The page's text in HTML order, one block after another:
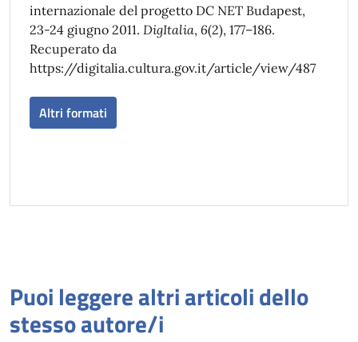
internazionale del progetto DC NET Budapest,
23-24 giugno 2011. DigItalia, 6(2), 177–186.
Recuperato da
https://digitalia.cultura.gov.it/article/view/487
Altri formati
Puoi leggere altri articoli dello
stesso autore/i